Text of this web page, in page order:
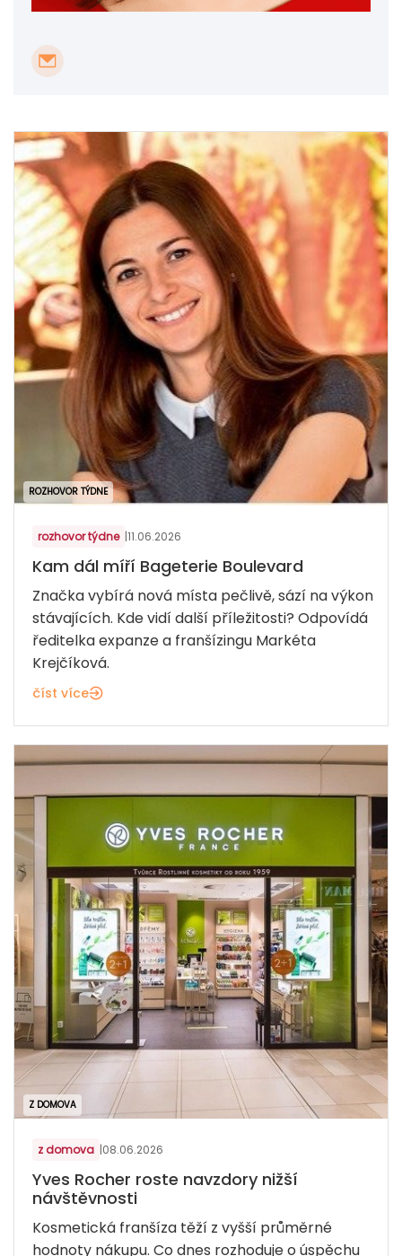
ROZHOVOR TÝDNE
rozhovor týdne |11.06.2026
Kam dál míří Bageterie Boulevard
Značka vybírá nová místa pečlivě, sází na výkon
stávajících. Kde vidí další příležitosti? Odpovídá
ředitelka expanze a franšízingu Markéta
Krejčíková.
číst více
Z DOMOVA
z domova |08.06.2026
Yves Rocher roste navzdory nižší
návštěvnosti
Kosmetická franšíza těží z vyšší průměrné
hodnoty nákupu. Co dnes rozhoduje o úspěchu